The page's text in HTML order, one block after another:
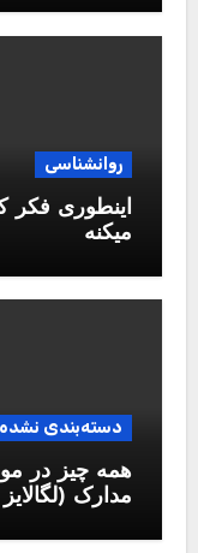
روانشناسی
اینطوری فکر
میکنه
دسته‌بندی نشده
همه چیز در
مدارک